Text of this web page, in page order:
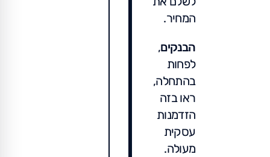
המחיר.
הבנקים,
לפחות
בהתחלה,
ראו בזה
הזדמנות
עסקית
מעולה.